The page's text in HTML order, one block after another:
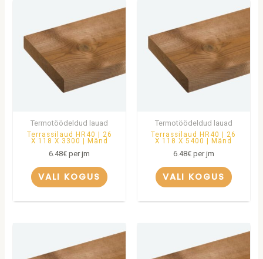
Termotöödeldud lauad
Terrassilaud HR40 | 26
X 118 X 3300 | Mänd
6.48€ per jm
VALI KOGUS
Termotöödeldud lauad
Terrassilaud HR40 | 26
X 118 X 5400 | Mänd
6.48€per jm
VALI KOGUS